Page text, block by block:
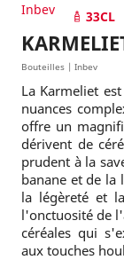
Inbev 33CL
Bouteilles | Inbev
La Karmeliet
nuances
offre un
dérivent de
prudent à la
banane et de la
la légèreté et
l'onctuosité de
céréales qui
aux touches